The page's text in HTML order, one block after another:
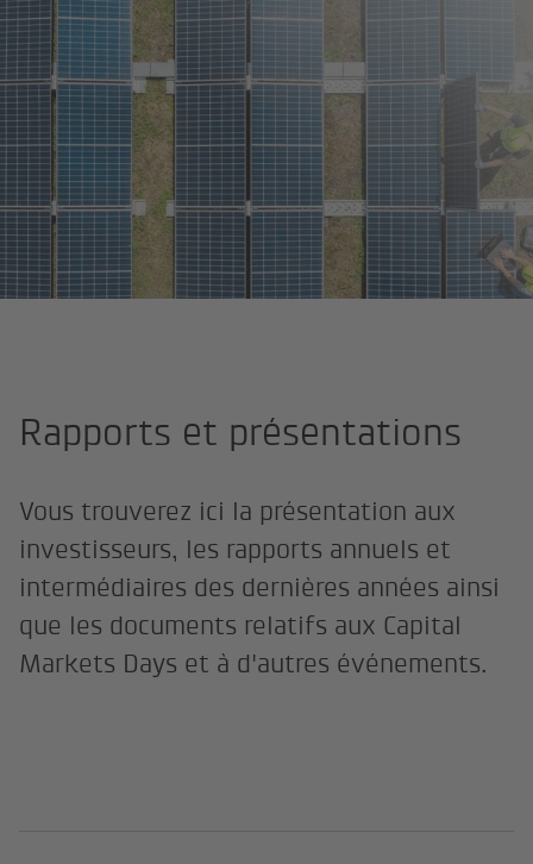
Rapports et présentations
Vous trouverez ici la présentation aux
investisseurs, les rapports annuels et
intermédiaires des dernières années ainsi
que les documents relatifs aux Capital
Markets Days et à d'autres événements.